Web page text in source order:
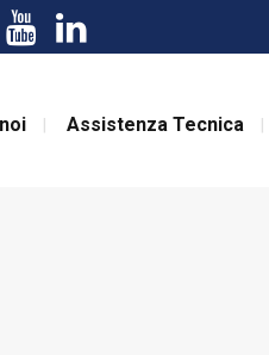
Assistenza Tecnica